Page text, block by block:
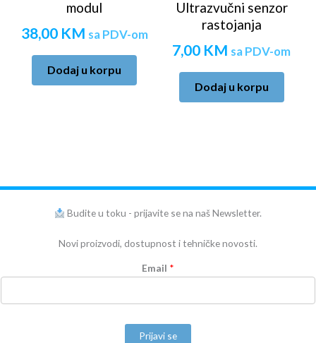
modul
38,00 KM sa PDV-om
Dodaj u korpu
Ultrazvučni senzor
rastojanja
7,00 KM sa PDV-om
Dodaj u korpu
Budite u toku - prijavite se na naš Newsletter.
Novi proizvodi, dostupnost i tehničke novosti.
Email *
Prijavi se